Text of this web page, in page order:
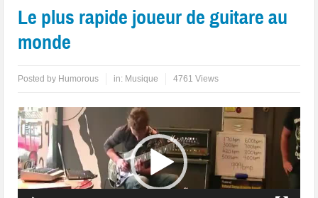
Le plus rapide joueur de guitare au
monde
Posted by Humorous in: Musique 4761 Views
Lecteur
vidéo